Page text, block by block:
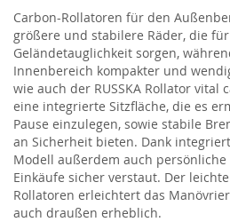
Carbon-Rollatoren für den
größere und stabilere Räder, die
Geländetauglichkeit sorgen,
Innenbereich kompakter und
wie auch der RUSSKA Rollator vital
eine integrierte Sitzfläche, die es
Pause einzulegen, sowie stabile
an Sicherheit bieten. Dank
Modell außerdem auch
Einkäufe sicher verstaut. Der
Rollatoren erleichtert das
auch draußen erheblich.